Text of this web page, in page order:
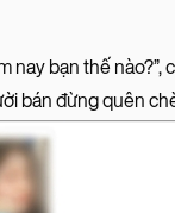
nay bạn thế
bán đừng quên